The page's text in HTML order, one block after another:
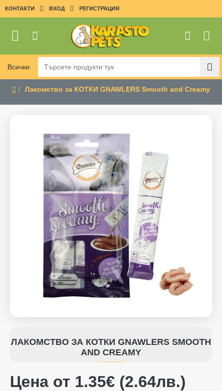
КОНТАКТИ ВХОД РЕГИСТРАЦИЯ
Всички
Търсете
продукти
Лакомство за КОТКИ GNAWLERS Smooth and Creamy
ЛАКОМСТВО ЗА КОТКИ GNAWLERS SMOOTH
AND CREAMY
Цена от 1.35€ (2.64лв.)